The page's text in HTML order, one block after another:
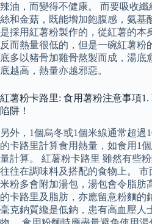
辣油，而變得不健康。 而要吸收
絲和金菇，既能增加飽腹感，氨基
是採用紅薯粉製作的，從紅薯的本
反而熱量很低的，但是一碗紅薯粉
底多以豬骨加雞骨熬製而成，湯底
底越高，熱量亦越邪惡。
紅薯粉卡路里: 食用薯粉注意事項
陷阱！
另外，1個烏冬或1個米線通常超過
的卡路里計算食用熱量，如食用1
量計算。 紅薯粉卡路里 雖然有些
往往在調味料及搭配的食物上。 市
米粉多會附加湯包，湯包會令脂肪
的卡路里及脂肪，亦應留意粉麵的
毫克鈉質纔是低鈉，患有高血壓人